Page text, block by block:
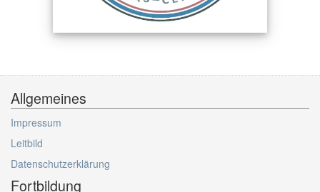
Allgemeines
Impressum
Leitbild
Datenschutzerklärung
Fortbildung